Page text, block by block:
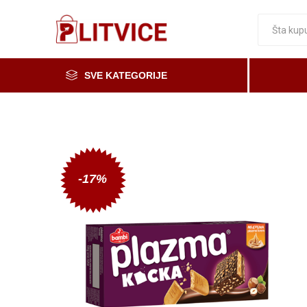
SVE KATEGORIJE
Voće i povrće
Mleko, mlečni proizvodi i jaja
Prerada od voća i povrća i med
Osnovne namirnice
Organska i zdrava hrana
-17%